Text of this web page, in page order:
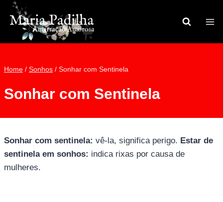
Pular
para
Conteúdo
Home / Sonhos / Sonhar com Sentinela
Sonhar com Sentinela
Sonhar com sentinela: vê-la, significa perigo. Estar de
sentinela em sonhos: indica rixas por causa de
mulheres.